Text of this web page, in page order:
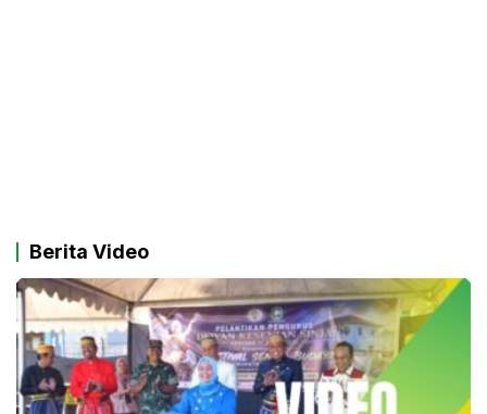
Berita Video